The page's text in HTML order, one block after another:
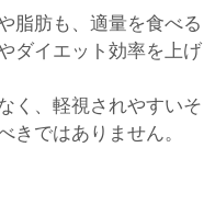
脂肪も、適量を食べる
ダイエット効率を上げ
く、軽視されやすいそ
きではありません。